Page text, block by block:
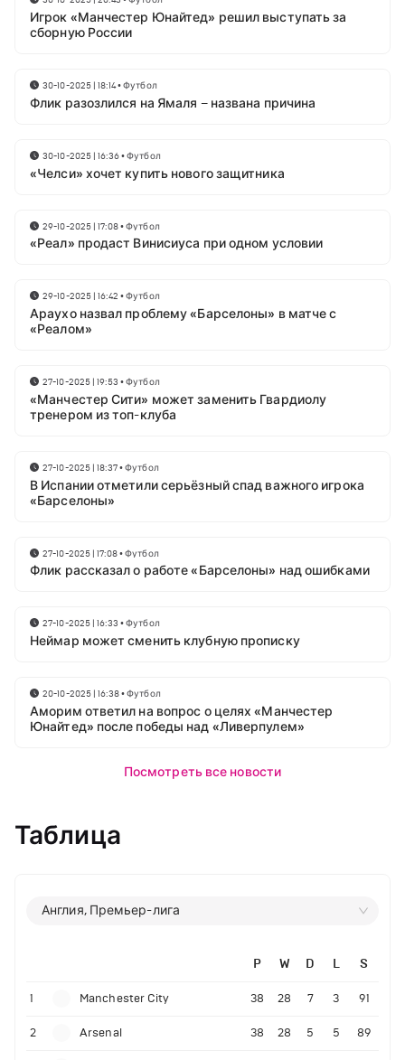
Игрок «Манчестер Юнайтед» решил выступать за
сборную России
30-10-2025 | 18:14•Футбол
Флик разозлился на Ямаля – названа причина
30-10-2025 | 16:36•Футбол
«Челси» хочет купить нового защитника
29-10-2025 | 17:08•Футбол
«Реал» продаст Винисиуса при одном условии
29-10-2025 | 16:42 •Футбол
Араухо назвал проблему «Барселоны» в матче с
«Реалом»
27-10-2025 | 19:53 •Футбол
«Манчестер Сити» может заменить Гвардиолу
тренером из топ-клуба
27-10-2025 | 18:37•Футбол
В Испании отметили серьёзный спад важного игрока
«Барселоны»
27-10-2025 | 17:08•Футбол
Флик рассказал о работе «Барселоны» над ошибками
27-10-2025 | 16:33 •Футбол
Неймар может сменить клубную прописку
20-10-2025 | 16:38•Футбол
Аморим ответил на вопрос о целях «Манчестер
Юнайтед» после победы над «Ливерпулем»
Посмотреть все новости
Таблица
Англия, Премьер-лига
P W D L S
1 Manchester City 38 28 7 3 91
2 Arsenal 38 28 5 5 89